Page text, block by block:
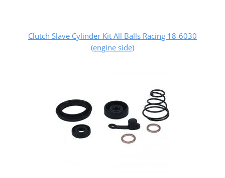
Clutch Slave Cylinder Kit All Balls Racing 18-6030
(engine side)